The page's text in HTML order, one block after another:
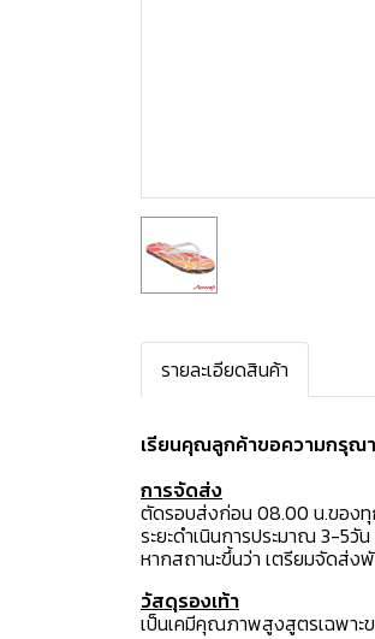
รายละเอียดสินค้า
เรียนคุณลูกค้าขอความกรุณ
การจัดส่ง
ตัดรอบส่งก่อน 08.00 น.ของทุ
ระยะดำเนินการประมาณ 3-5วั
หากสถานะขึ้นว่า เตรียมจัดส่ง
วัสดุรองเท้า
เป็นเคมีคุณภาพสูงสูตรเฉพาะ